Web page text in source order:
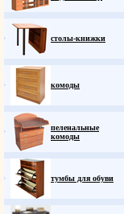
столы-книжки
комоды
пеленальные
комоды
тумбы для обуви